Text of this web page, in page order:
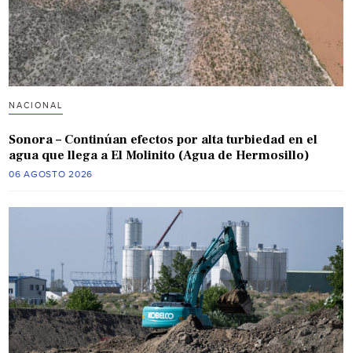
NACIONAL
Sonora – Continúan efectos por alta turbiedad en el
agua que llega a El Molinito (Agua de Hermosillo)
06 AGOSTO 2026